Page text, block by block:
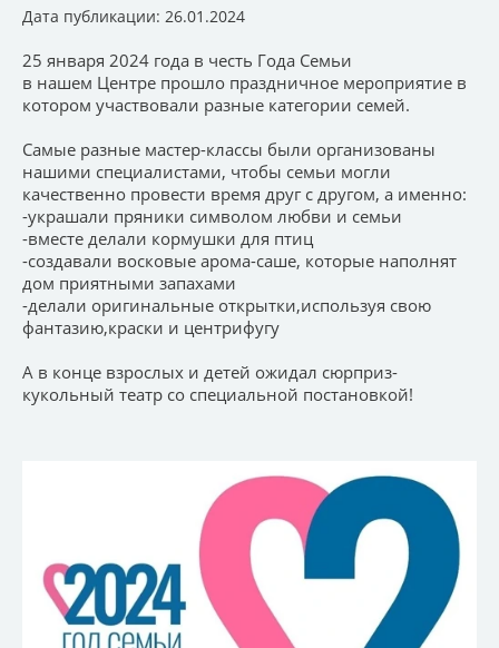
Дата публикации: 26.01.2024
25 января 2024 года в честь Года Семьи
в нашем Центре прошло праздничное мероприятие в
котором участвовали разные категории семей.
Самые разные мастер-классы были организованы
нашими специалистами, чтобы семьи могли
качественно провести время друг с другом, а именно:
-украшали пряники символом любви и семьи
-вместе делали кормушки для птиц
-создавали восковые арома-саше, которые наполнят
дом приятными запахами
-делали оригинальные открытки,используя свою
фантазию,краски и центрифугу
А в конце взрослых и детей ожидал сюрприз-
кукольный театр со специальной постановкой!